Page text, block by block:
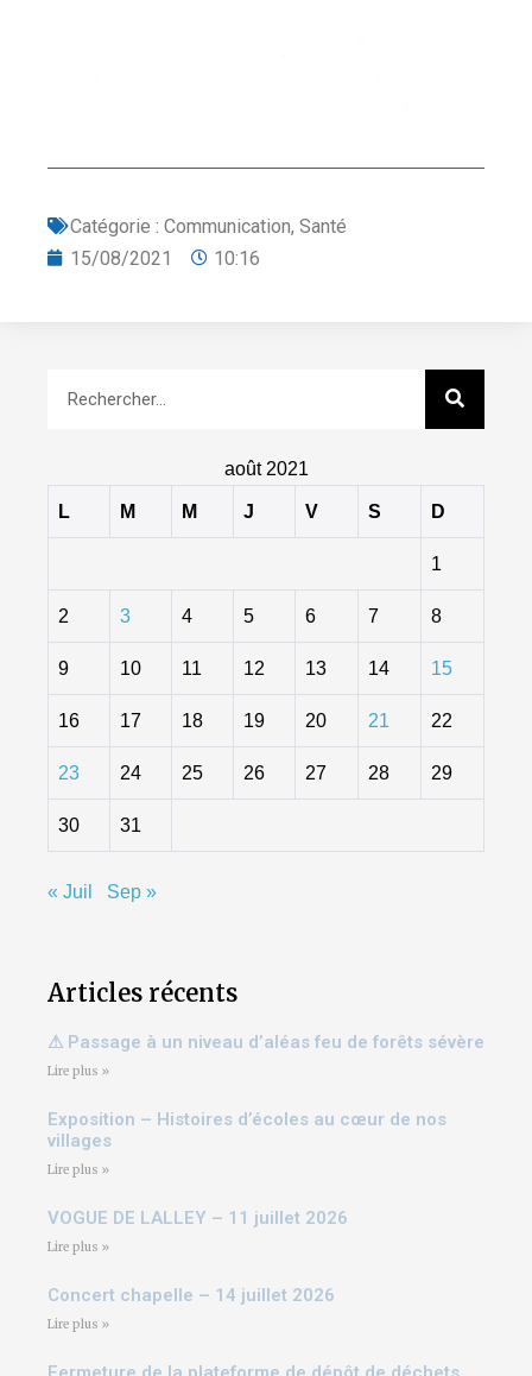
Catégorie : Communication, Santé
15/08/2021
10:16
août 2021
L M M J V S D
1
2 3 4 5 6 7 8
9 10 11 12 13 14 15
16 17 18 19 20 21 22
23 24 25 26 27 28 29
30 31
« Juil Sep »
Articles récents
⚠ Passage à un niveau d’aléas feu de forêts sévère
Lire plus »
Exposition – Histoires d’écoles au cœur de nos
villages
Lire plus »
VOGUE DE LALLEY – 11 juillet 2026
Lire plus »
Concert chapelle – 14 juillet 2026
Lire plus »